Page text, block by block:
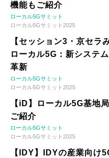
機能もご紹介
ローカル5Gサミット
ローカル5Gサミット2025
【セッション3・京セラ
ローカル5G：新システ
革新
ローカル5Gサミット
ローカル5Gサミット2025
【iD】ローカル5G基地
ご紹介
ローカル5Gサミット
ローカル5Gサミット2025
【IDY】IDYの産業向け